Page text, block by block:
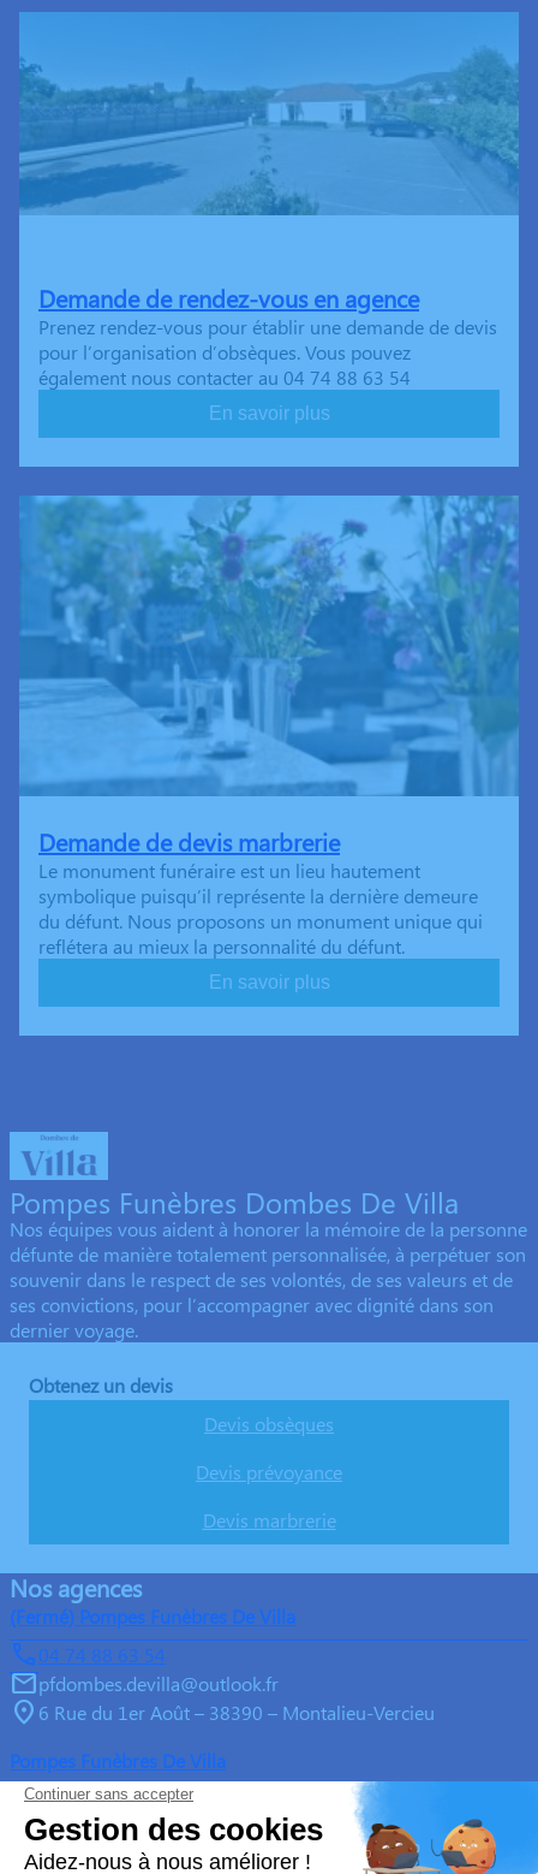
Demande de rendez-vous en agence
Prenez rendez-vous pour établir une demande de devis
pour l’organisation d’obsèques. Vous pouvez
également nous contacter au 04 74 88 63 54
En savoir plus
Demande de devis marbrerie
Le monument funéraire est un lieu hautement
symbolique puisqu’il représente la dernière demeure
du défunt. Nous proposons un monument unique qui
reflétera au mieux la personnalité du défunt.
En savoir plus
Pompes Funèbres Dombes De Villa
Nos équipes vous aident à honorer la mémoire de la personne
défunte de manière totalement personnalisée, à perpétuer son
souvenir dans le respect de ses volontés, de ses valeurs et de
ses convictions, pour l’accompagner avec dignité dans son
dernier voyage.
Obtenez un devis
Devis obsèques
Devis prévoyance
Devis marbrerie
Nos agences
(Fermé) Pompes Funèbres De Villa
04 74 88 63 54
pfdombes.devilla@outlook.fr
6 Rue du 1er Août – 38390 – Montalieu-Vercieu
Pompes Funèbres De Villa
04 74 88 63 54
pfdombes.devilla@outlook.fr
Z.A du Mont Revolon, 65 Rue du Pré Flocard – 38390 –